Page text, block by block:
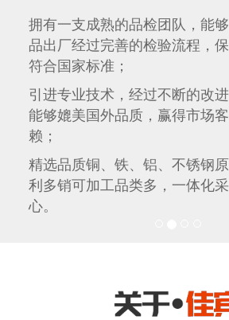
拥有一支成熟的品检团队，能
品出厂经过完善的检验流程，
符合国家标准；
引进专业技术，经过不断的改
能够媲美国外品质，赢得市场
赖；
精选品质铜、铁、铝、不锈钢
利多销可加工品类多，一体化
心。